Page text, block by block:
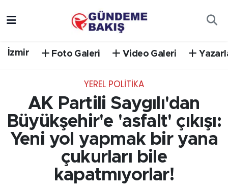
İzmir Foto Galeri Video Galeri
YEREL POLİTİKA
AK Partili Saygılı'dan
Büyükşehir'e 'asfalt' çıkışı:
Yeni yol yapmak bir yana
çukurları bile
kapatmıyorlar!
EGE
EĞİTİM
EKONOMİ
Trafik Durumu
Süper Lig Puan Durumu ve Fikstür
Tüm Manşetler
Son Dakika Haberleri